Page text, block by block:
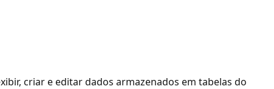
criar e editar dados armazenados em tabelas do